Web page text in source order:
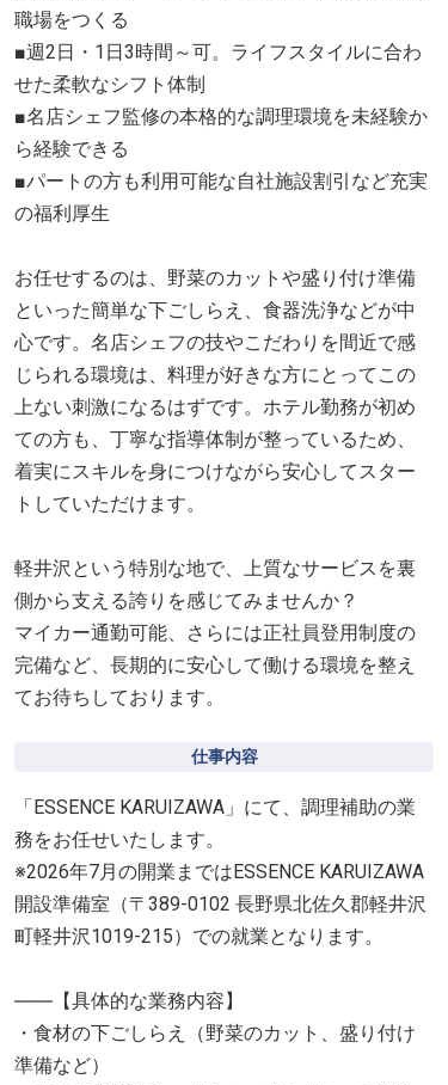
職場をつくる
■週2日・1日3時間～可。ライフスタイルに合わ
せた柔軟なシフト体制
■名店シェフ監修の本格的な調理環境を未経験か
ら経験できる
■パートの方も利用可能な自社施設割引など充実
の福利厚生
お任せするのは、野菜のカットや盛り付け準備
といった簡単な下ごしらえ、食器洗浄などが中
心です。名店シェフの技やこだわりを間近で感
じられる環境は、料理が好きな方にとってこの
上ない刺激になるはずです。ホテル勤務が初め
ての方も、丁寧な指導体制が整っているため、
着実にスキルを身につけながら安心してスター
トしていただけます。
軽井沢という特別な地で、上質なサービスを裏
側から支える誇りを感じてみませんか？
マイカー通勤可能、さらには正社員登用制度の
完備など、長期的に安心して働ける環境を整え
てお待ちしております。
仕事内容
「ESSENCE KARUIZAWA」にて、調理補助の業
務をお任せいたします。
※2026年7月の開業まではESSENCE KARUIZAWA
開設準備室（〒389-0102 長野県北佐久郡軽井沢
町軽井沢1019-215）での就業となります。
――【具体的な業務内容】
・食材の下ごしらえ（野菜のカット、盛り付け
準備など）